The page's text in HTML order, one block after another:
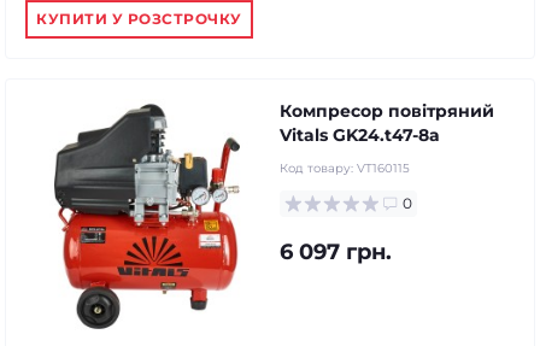
КУПИТИ У РОЗСТРОЧКУ
Компресор повітряний
Vitals GK24.t47-8a
Код товару: VT160115
0
6 097 грн.